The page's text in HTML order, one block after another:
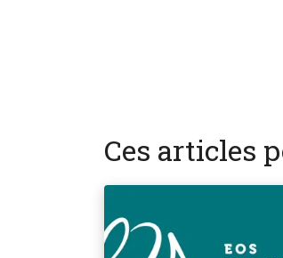
Ces articles